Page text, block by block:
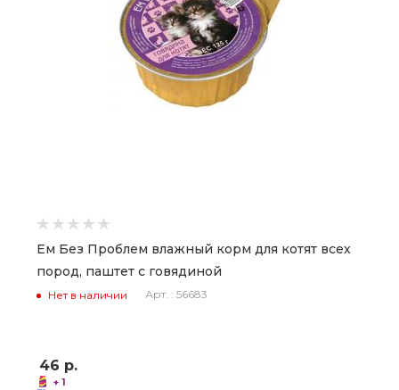
Ем Без Проблем влажный корм для котят всех
пород, паштет с говядиной
Нет в наличии Арт. : 56683
46 р.
+ 1